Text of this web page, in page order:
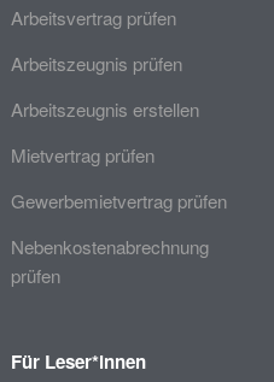
Arbeitsvertrag prüfen
Arbeitszeugnis prüfen
Arbeitszeugnis erstellen
Mietvertrag prüfen
Gewerbemietvertrag prüfen
Nebenkostenabrechnung
prüfen
Für Leser*innen